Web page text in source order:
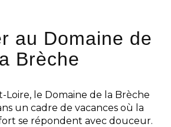
au Domaine de
Brèche
Loire, le Domaine de la Brèche
un cadre de vacances où la
se répondent avec douceur.